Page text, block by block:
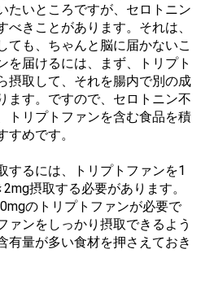
たいところですが、セロトニン
きことがあります。それは、
ても、ちゃんと脳に届かないこ
を届けるには、まず、トリプト
摂取して、それを腸内で別の成
ます。ですので、セロトニン不
トリプトファンを含む食品を積
めです。
するには、トリプトファンを1
摂取する必要があります。
のトリプトファンが必要で
ァンをしっかり摂取できるよう
有量が多い食材を押さえておき